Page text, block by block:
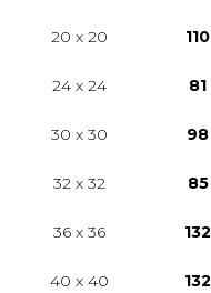
20 x 20 110
24 x 24 81
30 x 30 98
32 x 32 85
36 x 36 132
40 x 40 132